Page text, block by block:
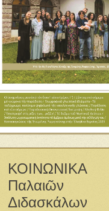
ΚΟΙΝΩΝΙΚΑ
Παλαιῶν
Διδασκάλων